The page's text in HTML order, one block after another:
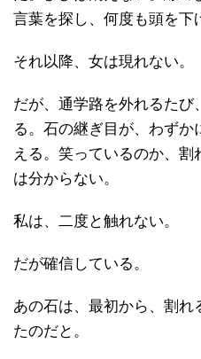
言葉を探し、何度も頭を下
それ以降、女は現れない。
だが、通学路を外れるたび
る。石の継ぎ目が、わず
える。笑っているのか、
は分からない。
私は、二度と触れない。
だが確信している。
あの石は、最初から、割れ
たのだと。